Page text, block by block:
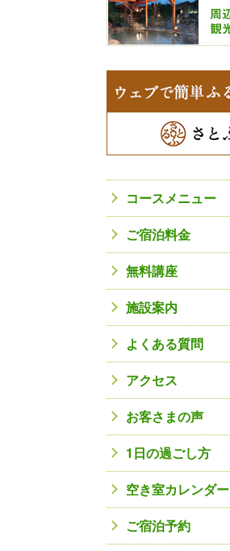
コースメニュー
ご宿泊料金
無料講座
施設案内
よくある質問
アクセス
お客さまの声
1日の過ごし方
空き室カレンダー
ご宿泊予約